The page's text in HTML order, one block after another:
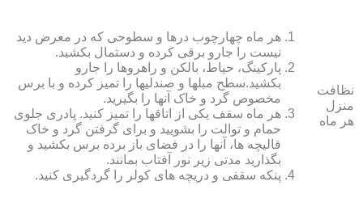
نظافت
منزل
هر ماه
هر ماه چهارچوب درها و سطوحی که در معرض دید
نیست را جارو برقی کرده و دستمال بکشید.
پارکینگ، حیاط، بالکن و راهروها را جارو
بکشید.سطح مبل‏ها و صندلی‏ها را تمیز کرده و با برس
مخصوص گرد و خاک آنها را بگیرید.
هر ماه سقف یکی از اتاق‏ها را تمیز کنید. پادری جلوی
حمام و توالت را بشویید و برای گرفتن گرد و خاک
قالیچه‏ ها، آنها را در فضای باز برده برس بکشید و
بگذارید مدتی زیر نور آفتاب بمانند.
پنکه سقفی و دریچه‏ های کولر را گردگیری کنید.